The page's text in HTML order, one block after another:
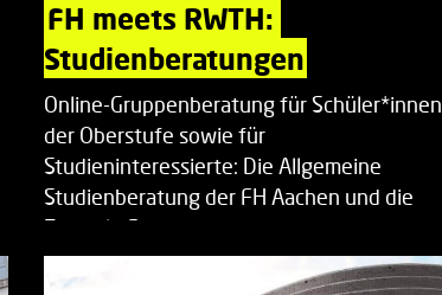
FH meets RWTH:
Studienberatungen
Online-Gruppenberatung für Schüler*innen
der Oberstufe sowie für
Studieninteressierte: Die Allgemeine
Studienberatung der FH Aachen und die
Zentrale Studienberatung…